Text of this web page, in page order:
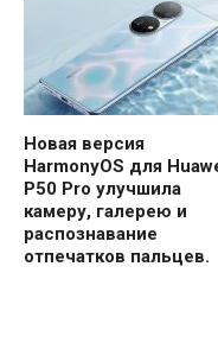
Новая версия
HarmonyOS для
P50 Pro улучшила
камеру, галерею и
распознавание
отпечатков пальцев.